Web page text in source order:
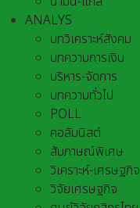
ANALYS
บทวิเคราะห์สังคม
บทความการเงิน
บริหาร-จัดการ
บทความทั่วไป
POLL
คอลัมนิสต์
สัมภาษณ์พิเศษ
วิเคราะห์-เศรษฐกิจ
วิจัยเศรษฐกิจ